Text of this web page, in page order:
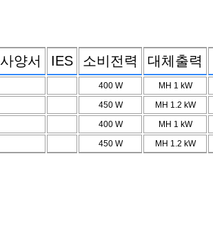
사양서 IES 소비전력 대체출력
400 W MH 1 kW
450 W MH 1.2 kW
400 W MH 1 kW
450 W MH 1.2 kW